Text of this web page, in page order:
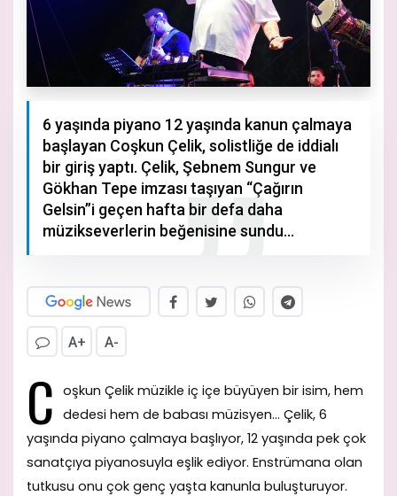
6 yaşında piyano 12 yaşında kanun çalmaya
başlayan Coşkun Çelik, solistliğe de iddialı
bir giriş yaptı. Çelik, Şebnem Sungur ve
Gökhan Tepe imzası taşıyan “Çağırın
Gelsin”i geçen hafta bir defa daha
müzikseverlerin beğenisine sundu…
A+ A-
C oşkun Çelik müzikle iç içe büyüyen bir isim, hem
dedesi hem de babası müzisyen… Çelik, 6
yaşında piyano çalmaya başlıyor, 12 yaşında pek çok
sanatçıya piyanosuyla eşlik ediyor. Enstrümana olan
tutkusu onu çok genç yaşta kanunla buluşturuyor.